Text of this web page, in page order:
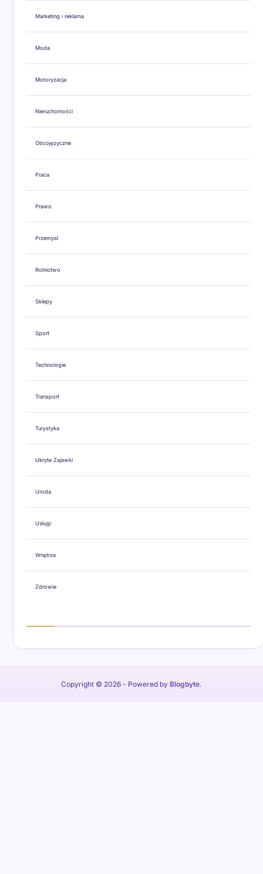
Marketing i reklama
Moda
Motoryzacja
Nieruchomości
Obcojęzyczne
Praca
Prawo
Przemysł
Rolnictwo
Sklepy
Sport
Technologie
Transport
Turystyka
Ukryte Zajawki
Uroda
Usługi
Wnętrza
Zdrowie
Copyright © 2026 - Powered by Blogbyte.